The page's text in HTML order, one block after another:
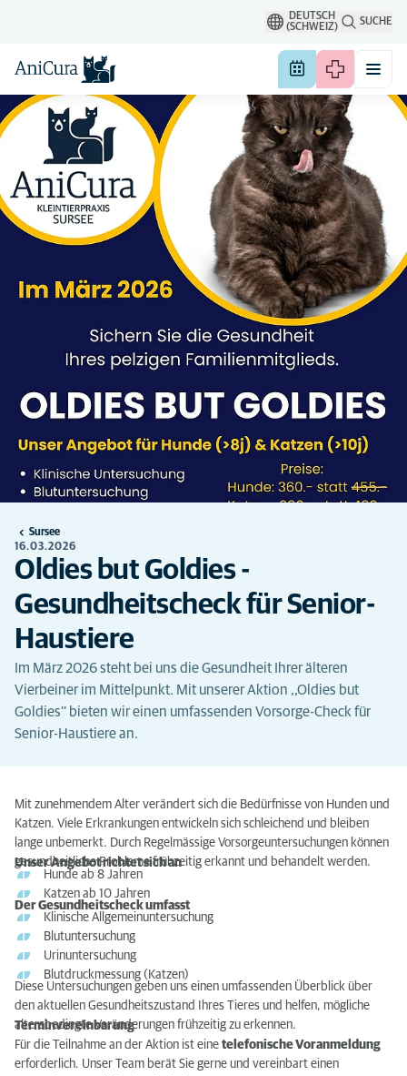
DEUTSCH
(SCHWEIZ)
SUCHE
Sursee
16.03.2026
Oldies but Goldies -
Gesundheitscheck für Senior-
Haustiere
Im März 2026 steht bei uns die Gesundheit Ihrer älteren
Vierbeiner im Mittelpunkt. Mit unserer Aktion ,,Oldies but
Goldies'' bieten wir einen umfassenden Vorsorge-Check für
Senior-Haustiere an.
Mit zunehmendem Alter verändert sich die Bedürfnisse von Hunden und
Katzen. Viele Erkrankungen entwickeln sich schleichend und bleiben
lange unbemerkt. Durch Regelmässige Vorsorgeuntersuchungen können
gesundheitliche Probleme frühzeitig erkannt und behandelt werden.
Unser Angebot richtet sich an
Hunde ab 8 Jahren
Katzen ab 10 Jahren
Der Gesundheitscheck umfasst
Klinische Allgemeinuntersuchung
Blutuntersuchung
Urinuntersuchung
Blutdruckmessung (Katzen)
Diese Untersuchungen geben uns einen umfassenden Überblick über
den aktuellen Gesundheitszustand Ihres Tieres und helfen, mögliche
altersbedingte Veränderungen frühzeitig zu erkennen.
Terminvereinbarung
Für die Teilnahme an der Aktion ist eine telefonische Voranmeldung
erforderlich. Unser Team berät Sie gerne und vereinbart einen